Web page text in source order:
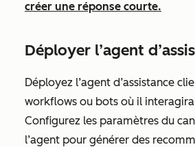
créer une réponse courte.
Déployer l’agent
Déployez l’agent d’assistance
workflows ou bots où il
Configurez les paramètres du
l’agent pour générer des